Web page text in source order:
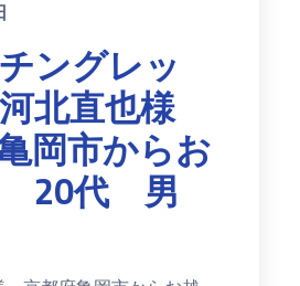
ングレッ
北直也様
岡市からお
20代 男